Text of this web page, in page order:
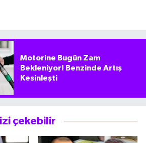
Motorine Bugün Zam
Bekleniyor! Benzinde Artış
Kesinleşti
çekebilir